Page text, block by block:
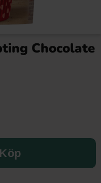
Chocolate
Köp